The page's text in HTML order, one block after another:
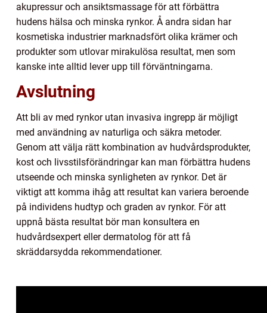
akupressur och ansiktsmassage för att förbättra
hudens hälsa och minska rynkor. Å andra sidan har
kosmetiska industrier marknadsfört olika krämer och
produkter som utlovar mirakulösa resultat, men som
kanske inte alltid lever upp till förväntningarna.
Avslutning
Att bli av med rynkor utan invasiva ingrepp är möjligt
med användning av naturliga och säkra metoder.
Genom att välja rätt kombination av hudvårdsprodukter,
kost och livsstilsförändringar kan man förbättra hudens
utseende och minska synligheten av rynkor. Det är
viktigt att komma ihåg att resultat kan variera beroende
på individens hudtyp och graden av rynkor. För att
uppnå bästa resultat bör man konsultera en
hudvårdsexpert eller dermatolog för att få
skräddarsydda rekommendationer.